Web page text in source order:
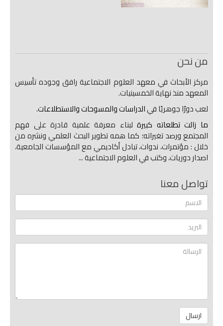
من نحن
مركز الأبحاث في معهد العلوم الاجتماعية رافق وجوده تأسيس
المعهد منذ نهاية الخمسينيات.
لعب دورًا جوهريًا فيالدراسات والمسوحات والاستطلاعات.
ما زالت تطلعاته كبيرة لبناء معرفة علمية قادرة على فهم
المجتمع ورصد تغيراته؛ كما همه تطوير البحث العلمي ونشره من
خلال : مؤتمرات، ندوات، تبادل أكاديمي مع المؤسسات الجامعية،
اصدار دوريات، وكتب في العلوم الاجتماعية ...
تواصل معنا
ارسال